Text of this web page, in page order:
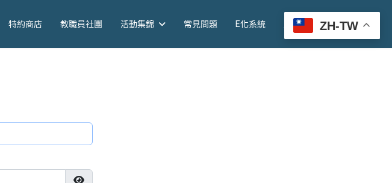
特約商店 教職員社團 活動集錦 常見問題 E化系統 尾牙 ZH-TW